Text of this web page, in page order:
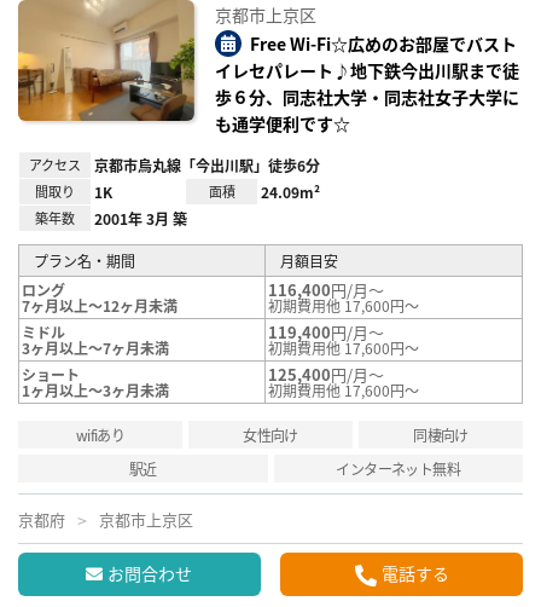
録
京都市上京区
Free Wi-Fi☆広めのお部屋でバスト
イレセパレート♪地下鉄今出川駅まで徒
歩６分、同志社大学・同志社女子大学に
も通学便利です☆
アクセス 京都市烏丸線「今出川駅」徒歩6分
間取り 1K 面積 24.09m²
築年数 2001年 3月 築
プラン名・期間
月額目安
ロング
7ヶ月以上～12ヶ月未満
116,400円/月～
初期費用他 17,600円～
ミドル
3ヶ月以上～7ヶ月未満
119,400円/月～
初期費用他 17,600円～
ショート
1ヶ月以上～3ヶ月未満
125,400円/月～
初期費用他 17,600円～
wifiあり 女性向け
同棲向け
駅近
インターネット無料
京都府 京都市上京区
お問合わせ 電話する